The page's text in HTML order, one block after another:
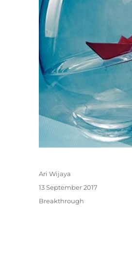
Author
Ari Wijaya
Posted
on
13 September 2017
Categories
Breakthrough